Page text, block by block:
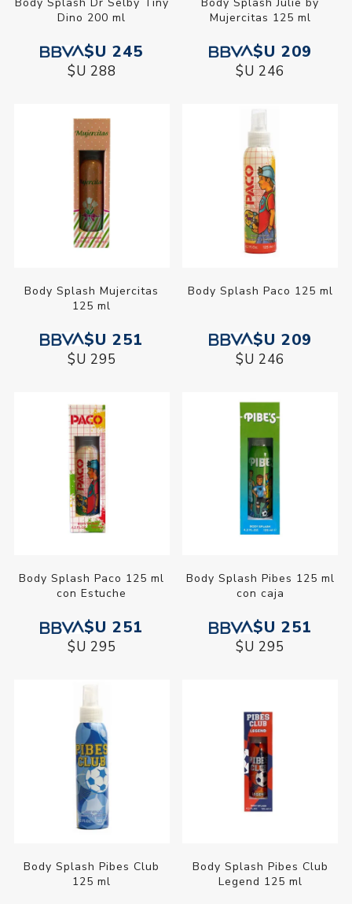
Dino 200 ml
$U 245
$U 288
Mujercitas 125 ml
$U 209
$U 246
Body Splash Mujercitas
125 ml
$U 251
$U 295
Body Splash Paco 125 ml
$U 209
$U 246
Body Splash Paco 125 ml
con Estuche
$U 251
$U 295
Body Splash Pibes 125 ml
con caja
$U 251
$U 295
Body Splash Pibes Club
125 ml
Body Splash Pibes Club
Legend 125 ml